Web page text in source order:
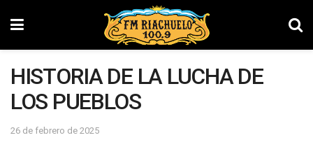
HISTORIA DE LA LUCHA DE
LOS PUEBLOS
26 de febrero de 2025